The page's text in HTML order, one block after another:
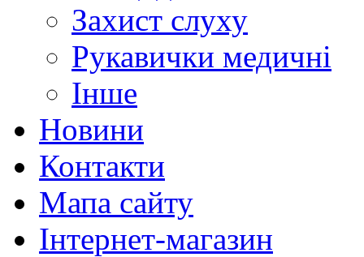
Захист слуху
Рукавички медичні
Інше
Новини
Контакти
Мапа сайту
Інтернет-магазин